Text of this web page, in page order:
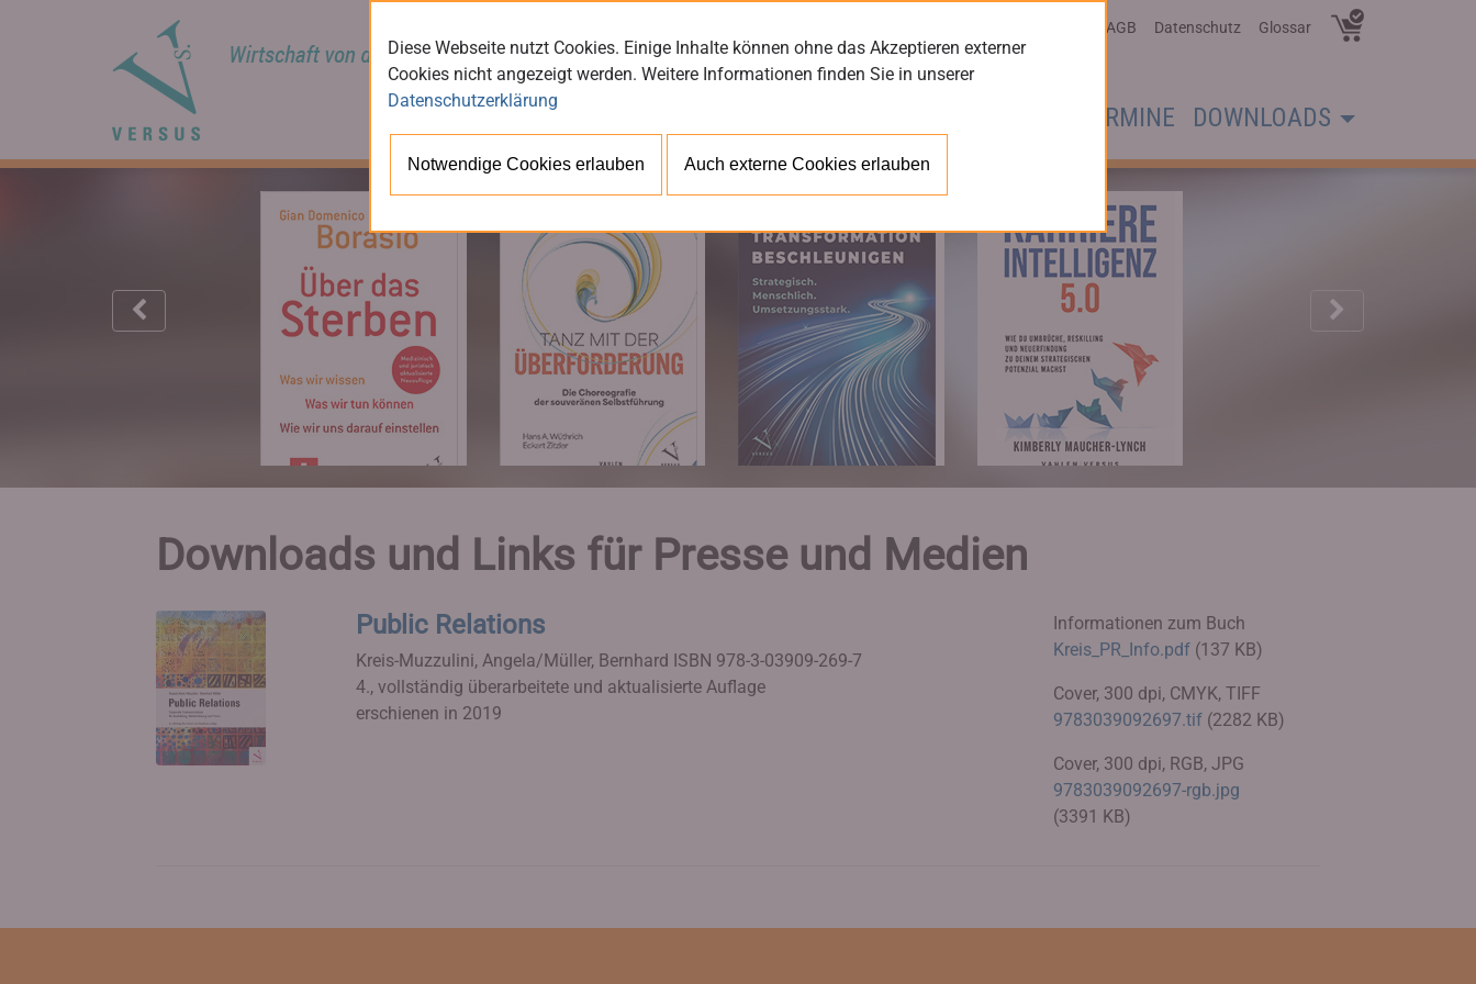
AGB Datenschutz Glossar
TERMINE DOWNLOADS
Downloads und Links für Presse und Medien
Public Relations
Kreis-Muzzulini, Angela/Müller, Bernhard ISBN 978-3-03909-269-7
4., vollständig überarbeitete und aktualisierte Auflage
erschienen in 2019
Informationen zum Buch
Kreis_PR_Info.pdf (137 KB)
Cover, 300 dpi, CMYK, TIFF
9783039092697.tif (2282 KB)
Cover, 300 dpi, RGB, JPG
9783039092697-rgb.jpg
(3391 KB)
Diese Webseite nutzt Cookies. Einige Inhalte können ohne das Akzeptieren externer
Cookies nicht angezeigt werden. Weitere Informationen finden Sie in unserer
Datenschutzerklärung
Notwendige Cookies erlauben Auch externe Cookies erlauben